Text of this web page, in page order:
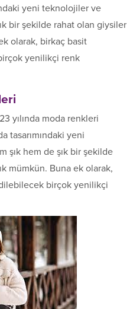
yeni teknolojiler ve
bir şekilde rahat olan giysiler
olarak, birkaç basit
yenilikçi renk
yılında moda renkleri
tasarımındaki yeni
şık hem de şık bir şekilde
mümkün. Buna ek olarak,
birçok yenilikçi